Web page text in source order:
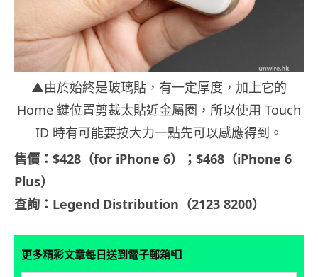
▲由於始終是玻璃貼，有一定厚度，加上它的
Home 鍵位置剪裁太貼近金屬圈，所以使用 Touch
ID 時有可能要按大力一點先可以感應得到。
售價：$428（for iPhone 6）；$468（iPhone 6
Plus）
查詢：Legend Distribution（2123 8200）
更多精彩文章每日送到電子郵箱📮